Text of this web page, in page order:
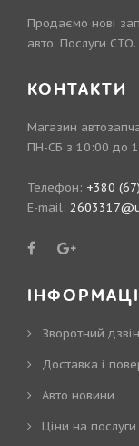
Продаємо нові
авто. Послуги СТО.
КОНТАКТИ
Магазин
ПН-СБ з 10:00 до
Телефон: +380
E-mail:
Зворотний
Доставка і
Авто новини
Ціни на